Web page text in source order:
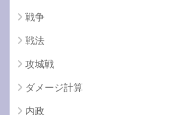
戦争
戦法
攻城戦
ダメージ計算
内政